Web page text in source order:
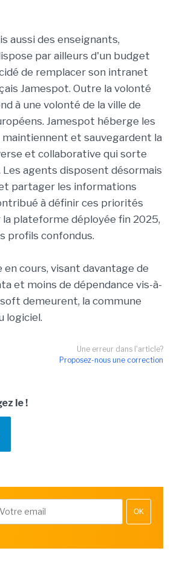
aussi des enseignants,
par ailleurs d'un budget
de remplacer son intranet
Jamespot. Outre la volonté
à une volonté de la ville de
Jamespot héberge les
maintiennent et sauvegardent la
et collaborative qui sorte
agents disposent désormais
partager les informations
à définir ces priorités
plateforme déployée fin 2025,
profils confondus.
cours, visant davantage de
et moins de dépendance vis-à-
demeurent, la commune
logiciel.
Une erreur dans l'article?
Proposez-nous une correction
le !
OK